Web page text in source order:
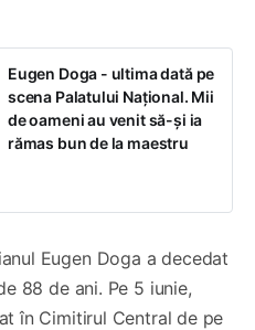
Eugen Doga - ultima dată pe
scena Palatului Național. Mii
de oameni au venit să-și ia
rămas bun de la maestru
Eugen Doga a decedat
88 de ani. Pe 5 iunie,
în Cimitirul Central de pe